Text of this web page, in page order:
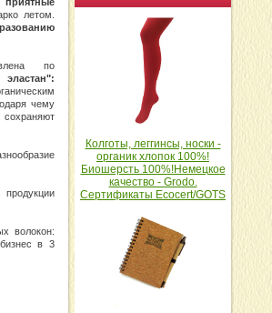
летом.
по
чему
сохраняют
волокон:
в 3
Колготы, леггинсы, носки -
органик хлопок 100%!
Биошерсть 100%!Немецкое
качество - Grodo.
Сертификаты Ecocert/GOTS